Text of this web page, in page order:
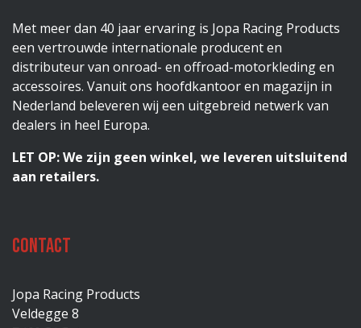
Met meer dan 40 jaar ervaring is Jopa Racing Products
een vertrouwde internationale producent en
distributeur van onroad- en offroad-motorkleding en
accessoires. Vanuit ons hoofdkantoor en magazijn in
Nederland beleveren wij een uitgebreid netwerk van
dealers in heel Europa.
LET OP: We zijn geen winkel, we leveren uitsluitend
aan retailers.
Contact
Jopa Racing Products
Veldegge 8